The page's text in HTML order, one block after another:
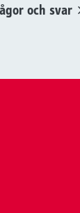
och svar